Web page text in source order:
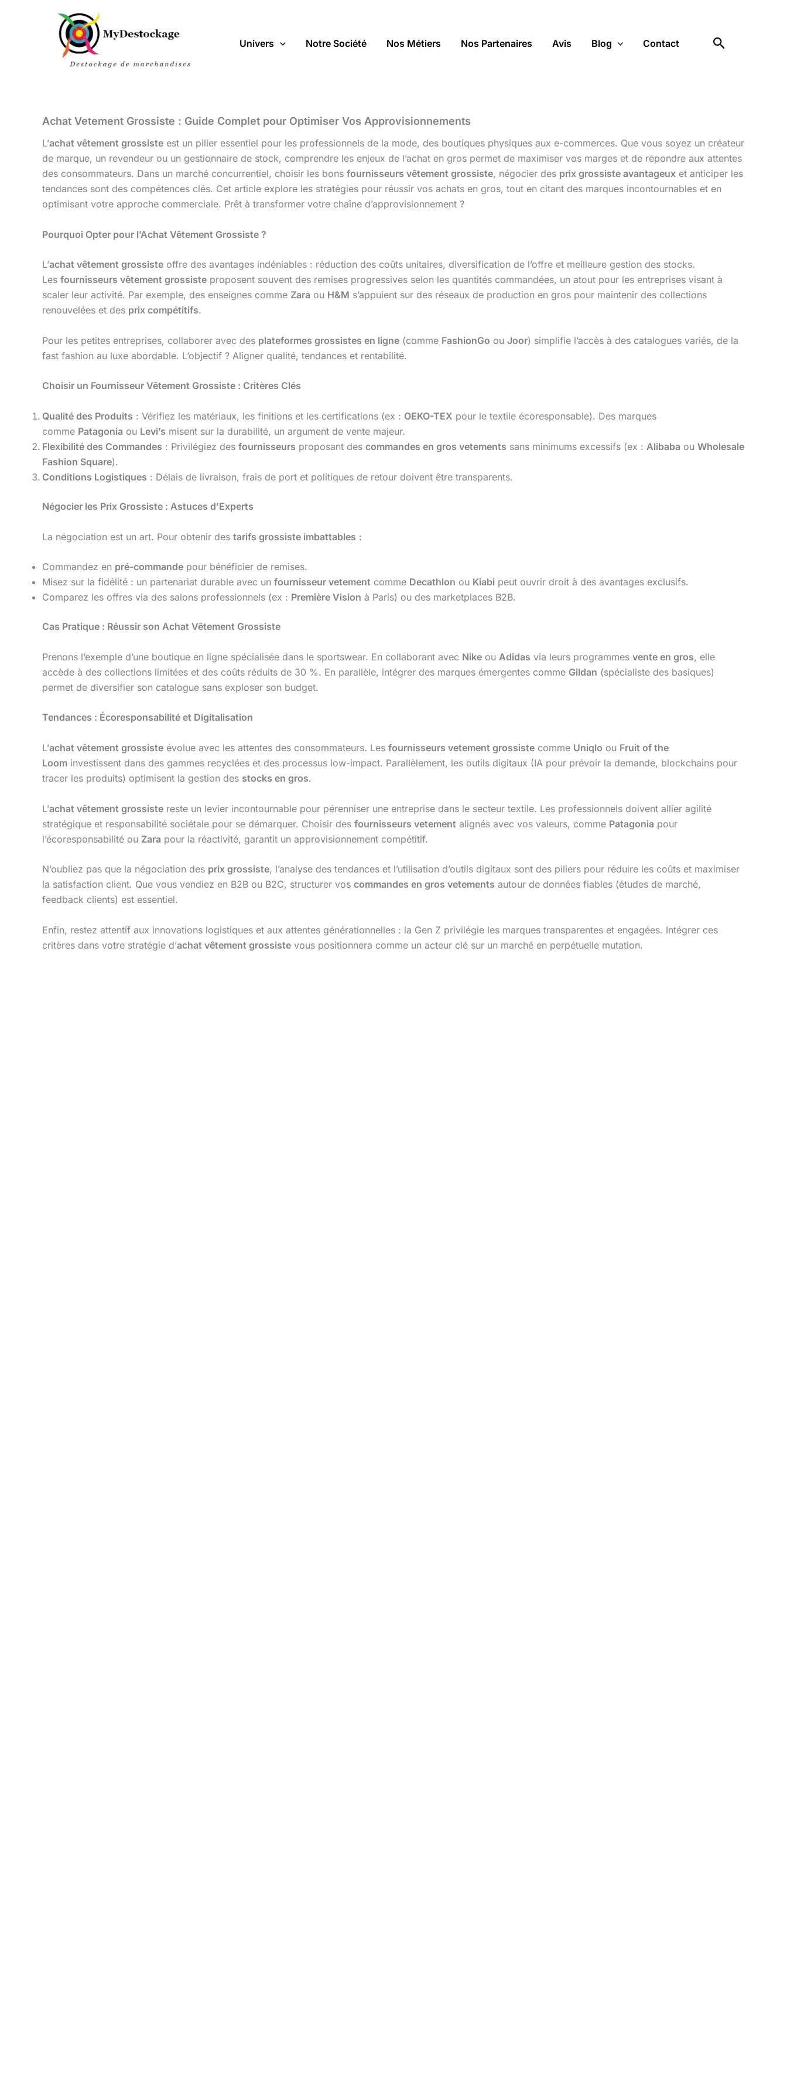
Univers Notre Société Nos Métiers Nos Partenaires Avis Blog Contact Rechercher
Achat Vetement Grossiste : Guide Complet pour Optimiser Vos Approvisionnements
L’achat vêtement grossiste est un pilier essentiel pour les professionnels de la mode, des boutiques physiques aux e-commerces. Que vous soyez un créateur
de marque, un revendeur ou un gestionnaire de stock, comprendre les enjeux de l’achat en gros permet de maximiser vos marges et de répondre aux attentes
des consommateurs. Dans un marché concurrentiel, choisir les bons fournisseurs vêtement grossiste, négocier des prix grossiste avantageux et anticiper les
tendances sont des compétences clés. Cet article explore les stratégies pour réussir vos achats en gros, tout en citant des marques incontournables et en
optimisant votre approche commerciale. Prêt à transformer votre chaîne d’approvisionnement ?
Pourquoi Opter pour l’Achat Vêtement Grossiste ?
L’achat vêtement grossiste offre des avantages indéniables : réduction des coûts unitaires, diversification de l’offre et meilleure gestion des stocks.
Les fournisseurs vêtement grossiste proposent souvent des remises progressives selon les quantités commandées, un atout pour les entreprises visant à
scaler leur activité. Par exemple, des enseignes comme Zara ou H&M s’appuient sur des réseaux de production en gros pour maintenir des collections
renouvelées et des prix compétitifs.
Pour les petites entreprises, collaborer avec des plateformes grossistes en ligne (comme FashionGo ou Joor) simplifie l’accès à des catalogues variés, de la
fast fashion au luxe abordable. L’objectif ? Aligner qualité, tendances et rentabilité.
Choisir un Fournisseur Vêtement Grossiste : Critères Clés
Qualité des Produits : Vérifiez les matériaux, les finitions et les certifications (ex : OEKO-TEX pour le textile écoresponsable). Des marques
comme Patagonia ou Levi’s misent sur la durabilité, un argument de vente majeur.
Flexibilité des Commandes : Privilégiez des fournisseurs proposant des commandes en gros vetements sans minimums excessifs (ex : Alibaba ou Wholesale
Fashion Square).
Conditions Logistiques : Délais de livraison, frais de port et politiques de retour doivent être transparents.
Négocier les Prix Grossiste : Astuces d’Experts
La négociation est un art. Pour obtenir des tarifs grossiste imbattables :
Commandez en pré-commande pour bénéficier de remises.
Misez sur la fidélité : un partenariat durable avec un fournisseur vetement comme Decathlon ou Kiabi peut ouvrir droit à des avantages exclusifs.
Comparez les offres via des salons professionnels (ex : Première Vision à Paris) ou des marketplaces B2B.
Cas Pratique : Réussir son Achat Vêtement Grossiste
Prenons l’exemple d’une boutique en ligne spécialisée dans le sportswear. En collaborant avec Nike ou Adidas via leurs programmes vente en gros, elle
accède à des collections limitées et des coûts réduits de 30 %. En parallèle, intégrer des marques émergentes comme Gildan (spécialiste des basiques)
permet de diversifier son catalogue sans exploser son budget.
Tendances : Écoresponsabilité et Digitalisation
L’achat vêtement grossiste évolue avec les attentes des consommateurs. Les fournisseurs vetement grossiste comme Uniqlo ou Fruit of the
Loom investissent dans des gammes recyclées et des processus low-impact. Parallèlement, les outils digitaux (IA pour prévoir la demande, blockchains pour
tracer les produits) optimisent la gestion des stocks en gros.
L’achat vêtement grossiste reste un levier incontournable pour pérenniser une entreprise dans le secteur textile. Les professionnels doivent allier agilité
stratégique et responsabilité sociétale pour se démarquer. Choisir des fournisseurs vetement alignés avec vos valeurs, comme Patagonia pour
l’écoresponsabilité ou Zara pour la réactivité, garantit un approvisionnement compétitif.
N’oubliez pas que la négociation des prix grossiste, l’analyse des tendances et l’utilisation d’outils digitaux sont des piliers pour réduire les coûts et maximiser
la satisfaction client. Que vous vendiez en B2B ou B2C, structurer vos commandes en gros vetements autour de données fiables (études de marché,
feedback clients) est essentiel.
Enfin, restez attentif aux innovations logistiques et aux attentes générationnelles : la Gen Z privilégie les marques transparentes et engagées. Intégrer ces
critères dans votre stratégie d’achat vêtement grossiste vous positionnera comme un acteur clé sur un marché en perpétuelle mutation.